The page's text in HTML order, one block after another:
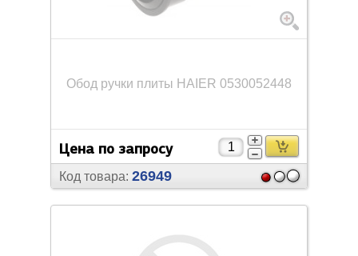
Обод ручки плиты HAIER 0530052448
Цена по запросу
Код товара: 26949